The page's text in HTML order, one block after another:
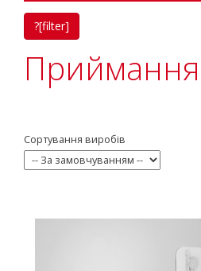
?[filter]
Сортування виробів